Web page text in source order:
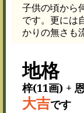
子供の頃から
です。更には
かりの無さも
地格
梓(11画) +
大吉です